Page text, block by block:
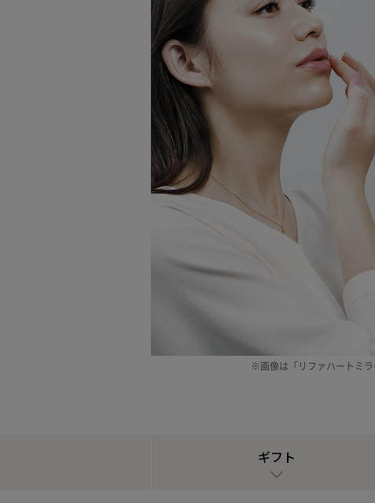
※画像は「リファハートミラ
ギフト